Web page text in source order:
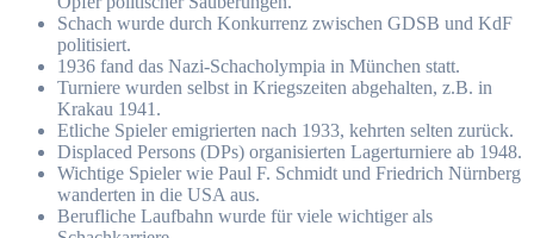
Schach wurde durch Konkurrenz zwischen GDSB und KdF
politisiert.
1936 fand das Nazi-Schacholympia in München statt.
Turniere wurden selbst in Kriegszeiten abgehalten, z.B. in
Krakau 1941.
Etliche Spieler emigrierten nach 1933, kehrten selten zurück.
Displaced Persons (DPs) organisierten Lagerturniere ab 1948.
Wichtige Spieler wie Paul F. Schmidt und Friedrich Nürnberg
wanderten in die USA aus.
Berufliche Laufbahn wurde für viele wichtiger als